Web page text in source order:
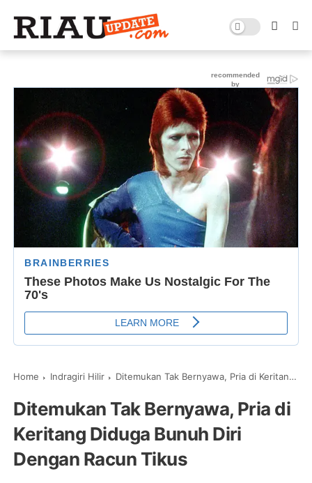
Home Indragiri Hilir Ditemukan Tak Bernyawa, Pria di Keritang Diduga Bunuh Diri Dengan Racun Tikus
Ditemukan Tak Bernyawa, Pria di
Keritang Diduga Bunuh Diri
Dengan Racun Tikus